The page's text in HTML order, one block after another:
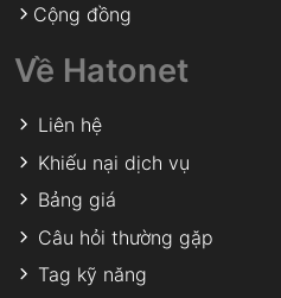
Cộng đồng
Về Hatonet
Liên hệ
Khiếu nại dịch vụ
Bảng giá
Câu hỏi thường gặp
Tag kỹ năng